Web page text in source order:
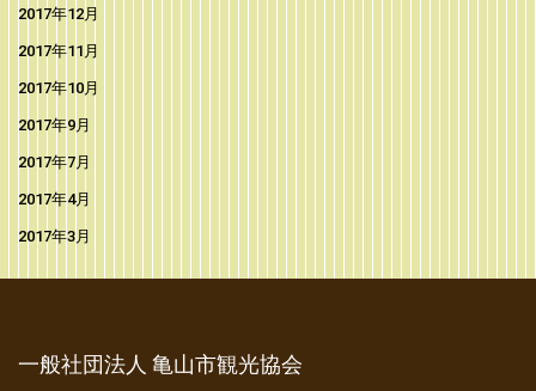
2017年12月
2017年11月
2017年10月
2017年9月
2017年7月
2017年4月
2017年3月
一般社団法人 亀山市観光協会